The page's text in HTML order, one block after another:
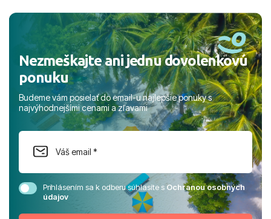
Nezmeškajte ani jednu dovolenkovú
ponuku
Budeme vám posielať do email-u najlepšie ponuky s
najvýhodnejšími cenami a zľavami
Prihlásením sa k odberu súhlasíte sOchranou osobných
údajov